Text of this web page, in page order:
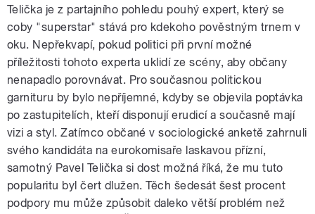
Telička je z partajního pohledu pouhý expert, který se
coby "superstar" stává pro kdekoho pověstným trnem v
oku. Nepřekvapí, pokud politici při první možné
příležitosti tohoto experta uklidí ze scény, aby občany
nenapadlo porovnávat. Pro současnou politickou
garnituru by bylo nepříjemné, kdyby se objevila poptávka
po zastupitelích, kteří disponují erudicí a současně mají
vizi a styl. Zatímco občané v sociologické anketě zahrnuli
svého kandidáta na eurokomisaře laskavou přízní,
samotný Pavel Telička si dost možná říká, že mu tuto
popularitu byl čert dlužen. Těch šedesát šest procent
podpory mu může způsobit daleko větší problém než